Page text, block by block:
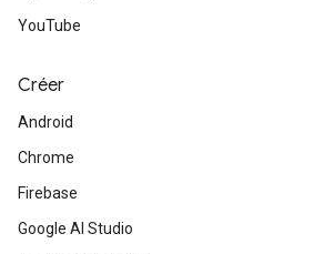
YouTube
Créer
Android
Chrome
Firebase
Google AI Studio